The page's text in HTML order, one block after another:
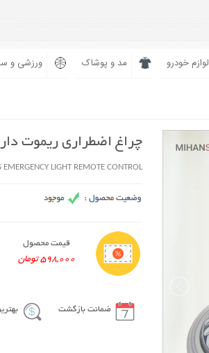
لوازم خودرو مد و پوشاک ورزشی و
چراغ اضطراری ریموت دار
EMERGENCY LIGHT REMOTE CONTROL
قیمت محصول
598,000 تومان
ضمانت بازگشت